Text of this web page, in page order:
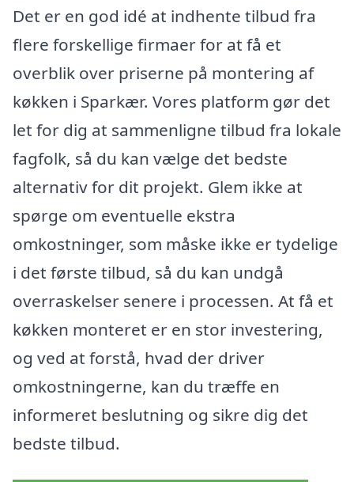
Det er en god idé at indhente tilbud fra
flere forskellige firmaer for at få et
overblik over priserne på montering af
køkken i Sparkær. Vores platform gør det
let for dig at sammenligne tilbud fra lokale
fagfolk, så du kan vælge det bedste
alternativ for dit projekt. Glem ikke at
spørge om eventuelle ekstra
omkostninger, som måske ikke er tydelige
i det første tilbud, så du kan undgå
overraskelser senere i processen. At få et
køkken monteret er en stor investering,
og ved at forstå, hvad der driver
omkostningerne, kan du træffe en
informeret beslutning og sikre dig det
bedste tilbud.